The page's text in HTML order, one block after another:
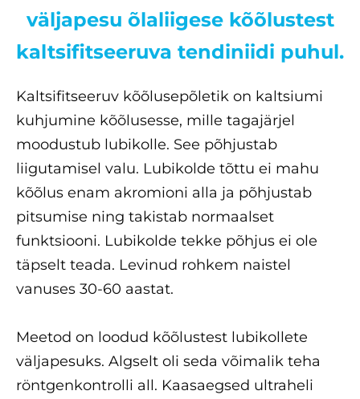
väljapesu õlaliigese kõõlustest
kaltsifitseeruva tendiniidi puhul.
Kaltsifitseeruv kõõlusepõletik on kaltsiumi
kuhjumine kõõlusesse, mille tagajärjel
moodustub lubikolle. See põhjustab
liigutamisel valu. Lubikolde tõttu ei mahu
kõõlus enam akromioni alla ja põhjustab
pitsumise ning takistab normaalset
funktsiooni. Lubikolde tekke põhjus ei ole
täpselt teada. Levinud rohkem naistel
vanuses 30-60 aastat.
Meetod on loodud kõõlustest lubikollete
väljapesuks. Algselt oli seda võimalik teha
röntgenkontrolli all. Kaasaegsed ultraheli